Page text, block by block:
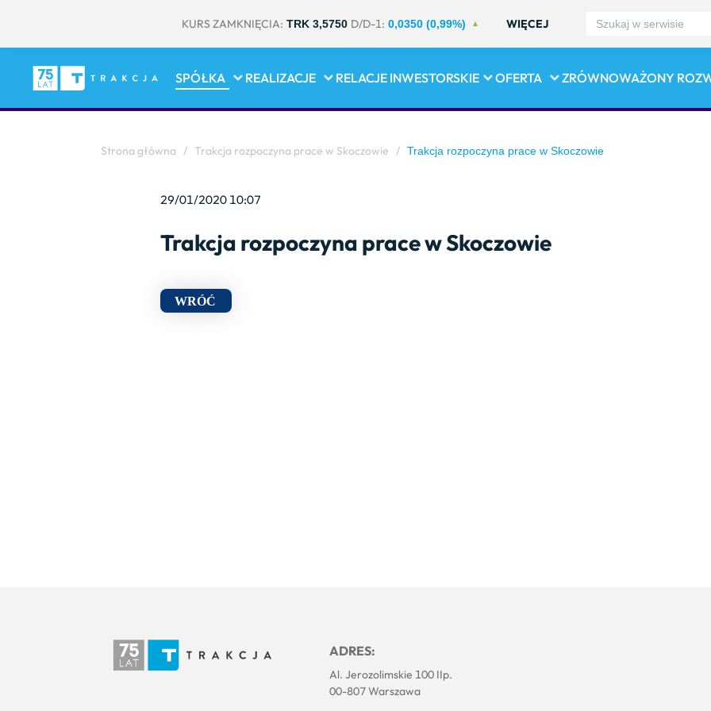
KURS ZAMKNIĘCIA: TRK 3,5750 D/D-1: 0,0350 (0,99%) WIĘCEJ
SPÓŁKA REALIZACJE RELACJE INWESTORSKIE OFERTA ZRÓWNOWAŻONY
Strona główna / Trakcja rozpoczyna prace w Skoczowie / Trakcja rozpoczyna prace w Skoczowie
29/01/2020 10:07
Trakcja rozpoczyna prace w Skoczowie
WRÓĆ
ADRES:
Al. Jerozolimskie 100 IIp.
00-807 Warszawa